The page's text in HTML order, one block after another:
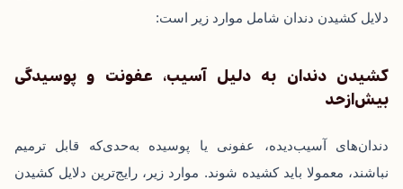
دلایل کشیدن دندان شامل موارد زیر است:
کشیدن دندان به دلیل آسیب، عفونت و پوسیدگی
بیش‌ازحد
دندان‌های آسیب‌دیده، عفونی یا پوسیده به‌حدی‌که قابل‌ ترمیم
نباشند، معمولا باید کشیده شوند. موارد زیر، رایج‌ترین دلایل کشیدن